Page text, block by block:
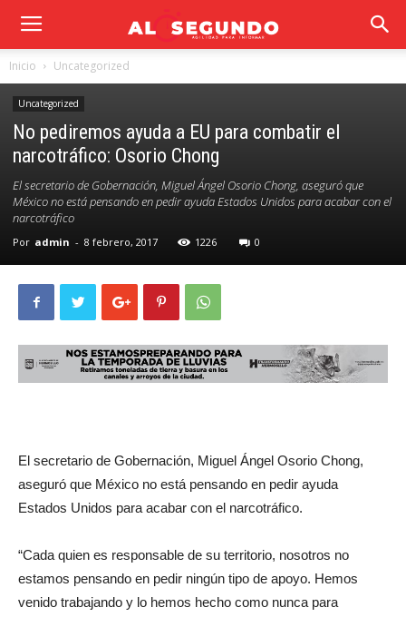
Inicio Uncategorized
Uncategorized
No pediremos ayuda a EU para combatir el
narcotráfico: Osorio Chong
El secretario de Gobernación, Miguel Ángel Osorio Chong, aseguró que
México no está pensando en pedir ayuda Estados Unidos para acabar con el
narcotráfico
Por admin - 8 febrero, 2017 1226 0
El secretario de Gobernación, Miguel Ángel Osorio Chong,
aseguró que México no está pensando en pedir ayuda
Estados Unidos para acabar con el narcotráfico.
“Cada quien es responsable de su territorio, nosotros no
estamos pensando en pedir ningún tipo de apoyo. Hemos
venido trabajando y lo hemos hecho como nunca para